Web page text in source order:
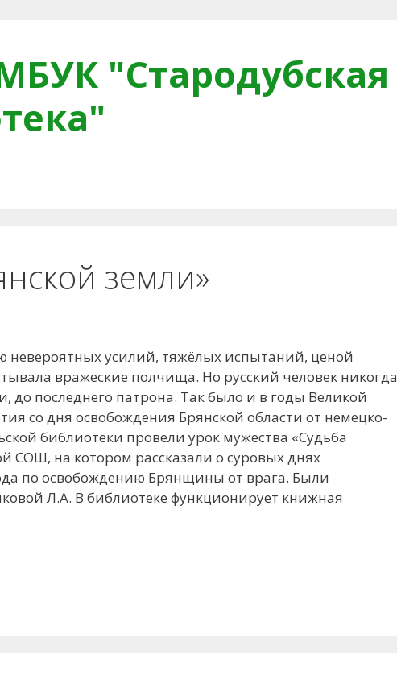
"Стародубская
земли»
невероятных усилий, тяжёлых испытаний, ценой
вражеские полчища. Но русский человек никогда
до последнего патрона. Так было и в годы Великой
со дня освобождения Брянской области от немецко-
библиотеки провели урок мужества «Судьба
СОШ, на котором рассказали о суровых днях
по освобождению Брянщины от врага. Были
Л.А. В библиотеке функционирует книжная